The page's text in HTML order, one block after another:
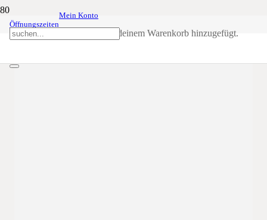
Öffnungszeiten
Mein Konto
wurde deinem Warenkorb hinzugefügt.
06Feb20:0023:59Tiroler Ball der
Schützenkompanie Ehrenburg